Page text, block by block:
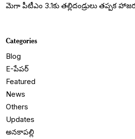
మెగా పీటీఎం 3.1కు తల్లిదండ్రులు తప్పక
Categories
Blog
E-పేపర్
Featured
News
Others
Updates
అనకాపల్లి